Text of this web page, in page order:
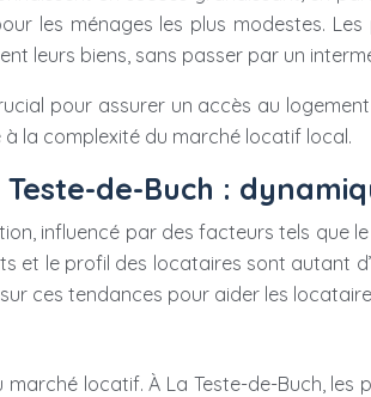
les ménages les plus modestes.
leurs biens, sans passer par un
pour assurer un accès au
la complexité du marché locatif local.
de-Buch :
influencé par des facteurs tels que
et le profil des locataires sont
ces tendances pour aider les
locatif. À La Teste-de-Buch,